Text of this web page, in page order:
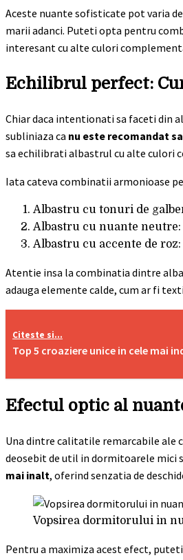
Aceste nuante sofisticate pot varia
marii adanci. Puteti opta pentru
interesant cu alte culori
Echilibrul perfect:
Chiar daca intentionati sa faceti din
subliniaza ca nu este recomandat
sa echilibrati albastrul cu alte culori
Iata cateva combinatii armonioase
Albastru cu tonuri de
Albastru cu nuante
Albastru cu accente de
Atentie insa la combinatia dintre
adauga elemente calde, cum ar fi
Citeste si...
Top 5 croaziere unice in cele mai
Efectul optic al
Una dintre calitatile remarcabile ale
deosebit de util in dormitoarele mici
mai inalt, oferind senzatia de
Vopsirea dormitorului in
Pentru a maximiza acest efect,